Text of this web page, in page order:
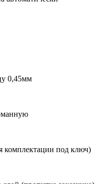
0,45мм
комплектации под ключ)